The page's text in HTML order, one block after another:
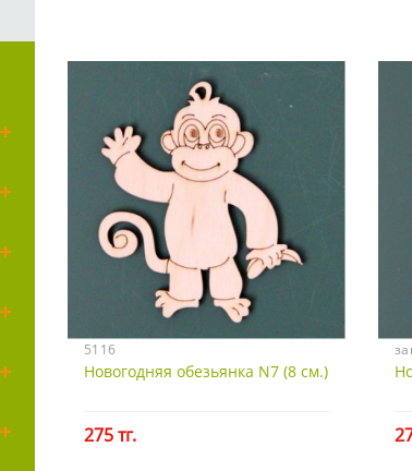
5116
Новогодняя обезьянка N7 (8 см.)
275 тг.